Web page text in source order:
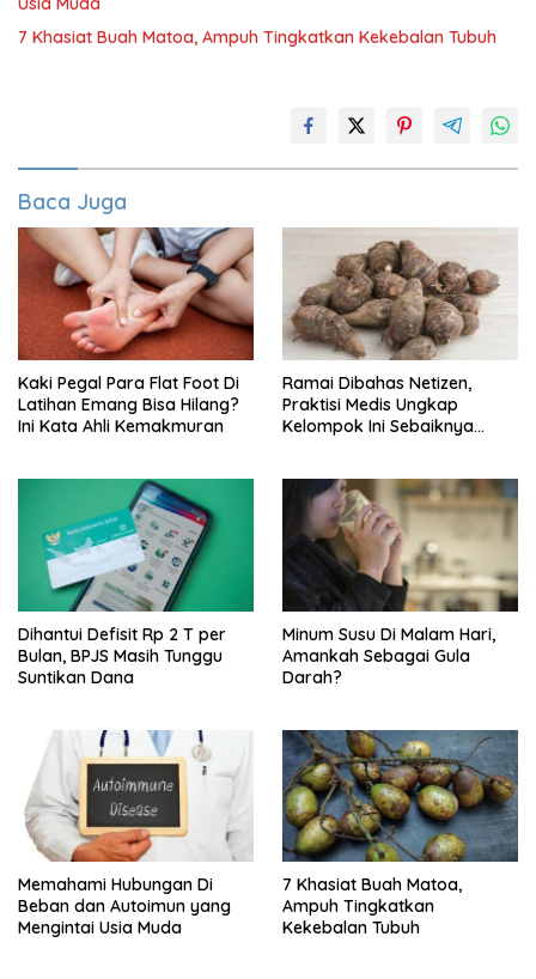
7 Khasiat Buah Matoa, Ampuh Tingkatkan Kekebalan Tubuh
Baca Juga
Kaki Pegal Para Flat Foot Di
Latihan Emang Bisa Hilang?
Ini Kata Ahli Kemakmuran
Ramai Dibahas Netizen,
Praktisi Medis Ungkap
Kelompok Ini Sebaiknya
Dihantui Defisit Rp 2 T per
Bulan, BPJS Masih Tunggu
Suntikan Dana
Minum Susu Di Malam Hari,
Amankah Sebagai Gula
Darah?
Memahami Hubungan Di
Beban dan Autoimun yang
Mengintai Usia Muda
7 Khasiat Buah Matoa,
Ampuh Tingkatkan
Kekebalan Tubuh